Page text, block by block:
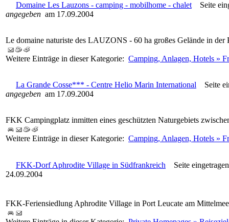
Domaine Les Lauzons - camping - mobilhome - chalet Seite
angegeben am 17.09.2004
Le domaine naturiste des LAUZONS - 60 ha großes Gelände in der
Weitere Einträge in dieser Kategorie: Camping, Anlagen, Hotels »
La Grande Cosse*** - Centre Helio Marin International Seite
angegeben am 17.09.2004
FKK Campingplatz inmitten eines geschützten Naturgebiets
Weitere Einträge in dieser Kategorie: Camping, Anlagen, Hotels »
FKK-Dorf Aphrodite Village in Südfrankreich Seite
24.09.2004
FKK-Feriensiedlung Aphrodite Village in Port Leucate am